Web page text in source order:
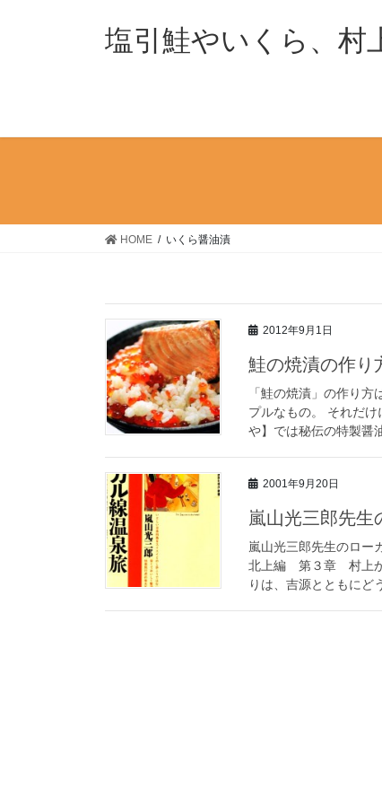
ス
ン
塩引鮭やいくら、村
HOME いくら醤油漬
2012年9月1日
鮭の焼漬の作り
「鮭の焼漬」の作り
プルなもの。 それだ
や】では秘伝の特製醤
2001年9月20日
嵐山光三郎先生
嵐山光三郎先生のロ
北上編 第３章 村上か
りは、吉源とともに